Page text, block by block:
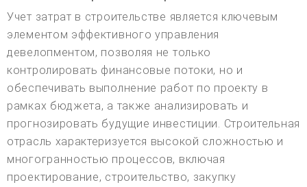
Учет затрат в строительстве является ключевым
элементом эффективного управления
девелопментом, позволяя не только
контролировать финансовые потоки, но и
обеспечивать выполнение работ по проекту в
рамках бюджета, а также анализировать и
прогнозировать будущие инвестиции. Строительная
отрасль характеризуется высокой сложностью и
многогранностью процессов, включая
проектирование, строительство, закупку